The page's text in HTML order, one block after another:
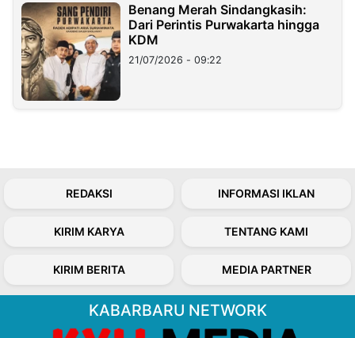
Benang Merah Sindangkasih:
Dari Perintis Purwakarta hingga
KDM
21/07/2026 - 09:22
REDAKSI INFORMASI IKLAN
KIRIM KARYA TENTANG KAMI
KIRIM BERITA MEDIA PARTNER
KABARBARU NETWORK